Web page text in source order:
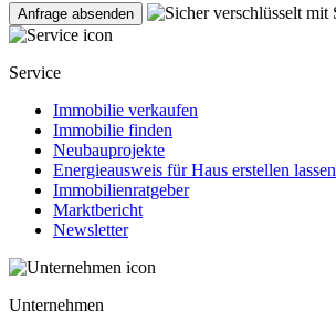
Service
Immobilie verkaufen
Immobilie finden
Neubauprojekte
Energieausweis für Haus erstellen lassen
Immobilienratgeber
Marktbericht
Newsletter
Unternehmen